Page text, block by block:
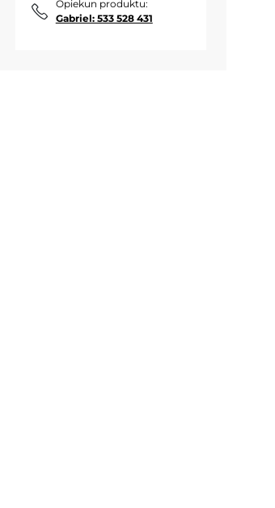
Opiekun produktu:
Gabriel: 533 528 431